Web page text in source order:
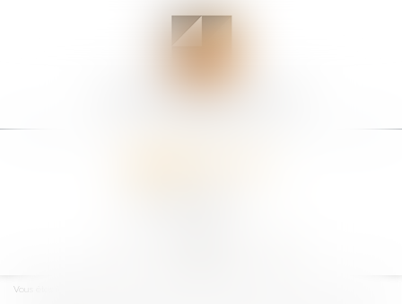
Vous êtes ici :